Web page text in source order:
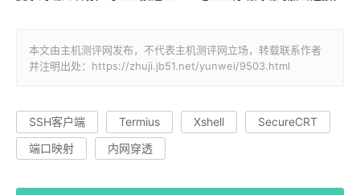
本文由主机测评网发布，不代表主机测评网立场，转载联系作者
并注明出处：https://zhuji.jb51.net/yunwei/9503.html
SSH客户端 Termius Xshell
SecureCRT
端口映射
内网穿透